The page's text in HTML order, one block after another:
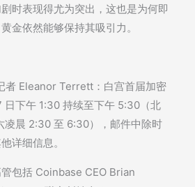
时表现得尤为突出，这也是为何即
金依然能够保持其吸引力。
者 Eleanor Terrett：白宫首届加密
日下午 1:30 持续至下午 5:30（北
凌晨 2:30 至 6:30），邮件中除时
详细信息。
包括 Coinbase CEO Brian